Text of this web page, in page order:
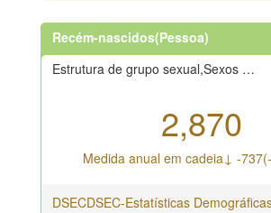
Recém-nascidos(Pessoa)
Estrutura de grupo sexual,Sexos masculino e feminino
2,870
Medida anual em cadeia↓ -
DSECDSEC-Estatísticas